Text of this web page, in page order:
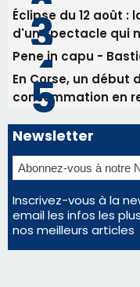
profiter pleinement
Satine Nomary est
Éclipse du 12 août :
d'un spectacle qui
Pene in capu -
En Corse, un début
consommation en
Newsletter
Inscrivez-vous à la
email les infos les